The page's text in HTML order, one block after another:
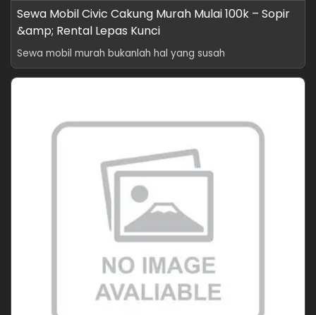
Sewa Mobil Civic Cakung Murah Mulai 100k – Sopir
&amp; Rental Lepas Kunci
Sewa mobil murah bukanlah hal yang susah